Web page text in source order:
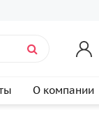
О компании